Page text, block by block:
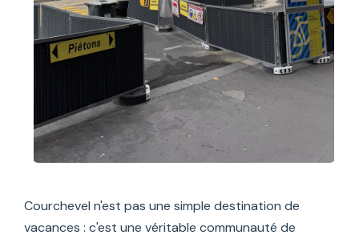
Courchevel n'est pas une simple destination de
vacances : c'est une véritable communauté de